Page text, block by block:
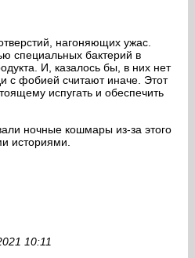
нагоняющих ужас.
специальных бактерий в
И, казалось бы, в них нет
с фобией считают иначе. Этот
испугать и обеспечить
ночные кошмары из-за этого
историями.
10:11